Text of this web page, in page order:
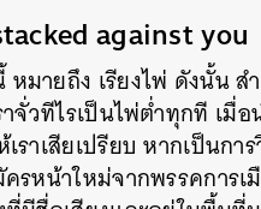
against you
หมายถึง เรียงไพ่ ดังนั้น ส
จั่วทีไรเป็นไพ่ต่ำทุกที เมื่
าเสียเปรียบ หากเป็นกา
หน้าใหม่จากพรรคการ